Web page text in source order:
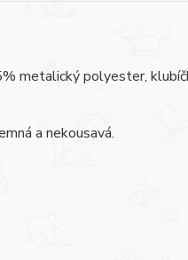
metalický polyester,
a nekousavá.